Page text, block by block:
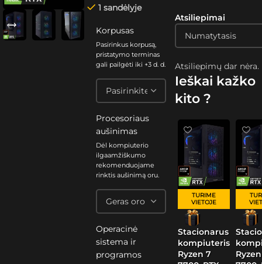
1 sandėlyje
Korpusas
Pasirinkus korpusą,
pristatymo terminas
gali pailgėti iki +3 d. d.
Procesoriaus
aušinimas
Dėl kompiuterio
ilgaamžiškumo
rekomenduojame
rinktis aušinimą oru.
Operacinė
sistema ir
programos
Atsiliepimai
Atsiliepimų dar nėra.
Ieškai kažko
kito ?
TURIME
VIETOJE
Stacionarus
kompiuteris
Ryzen 7